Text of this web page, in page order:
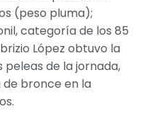
(peso pluma);
categoría de los 85
López obtuvo la
peleas de la jornada,
bronce en la